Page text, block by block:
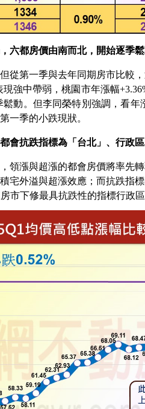
六都房價由南而北，開始逐季
從第一季與去年同期房市比
現強中帶弱，桃園市年漲幅
動。但李同榮特別強調，看
一季的小跌現狀。
會抗跌指標為「台北」、行政區
領漲與超漲的都會房價將率先
宅外溢與超漲效應；而抗跌
市下修最具抗跌性的指標行政區